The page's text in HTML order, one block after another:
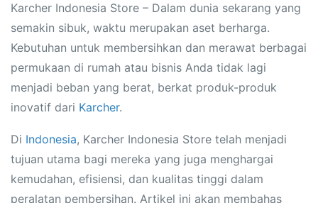
Karcher Indonesia Store – Dalam dunia sekarang yang
semakin sibuk, waktu merupakan aset berharga.
Kebutuhan untuk membersihkan dan merawat berbagai
permukaan di rumah atau bisnis Anda tidak lagi
menjadi beban yang berat, berkat produk-produk
inovatif dari Karcher.
Di Indonesia, Karcher Indonesia Store telah menjadi
tujuan utama bagi mereka yang juga menghargai
kemudahan, efisiensi, dan kualitas tinggi dalam
peralatan pembersihan. Artikel ini akan membahas